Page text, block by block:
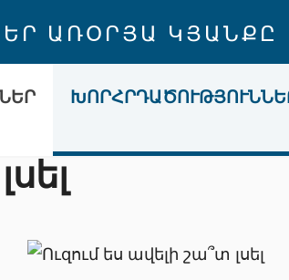
ԱՌՕՐՅԱ ԿՅԱՆՔԸ